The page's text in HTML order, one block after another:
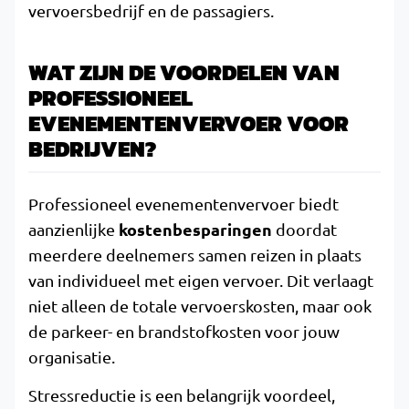
vervoersbedrijf en de passagiers.
WAT ZIJN DE VOORDELEN VAN
PROFESSIONEEL
EVENEMENTENVERVOER VOOR
BEDRIJVEN?
Professioneel evenementenvervoer biedt
aanzienlijke kostenbesparingen doordat
meerdere deelnemers samen reizen in plaats
van individueel met eigen vervoer. Dit verlaagt
niet alleen de totale vervoerskosten, maar ook
de parkeer- en brandstofkosten voor jouw
organisatie.
Stressreductie is een belangrijk voordeel,